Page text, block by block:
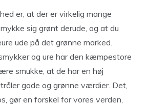
er, at der er virkelig mange
sig grønt derude, og at du
ude på det grønne marked.
og ure har den kæmpestore
smukke, at de har en høj
gode og grønne værdier. Det,
gør en forskel for vores verden,